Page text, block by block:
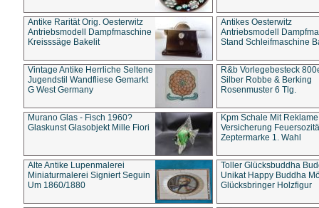
Antike Rarität Orig. Oesterwitz
Antriebsmodell Dampfmaschine
Kreisssäge Bakelit
Antikes Oesterwitz
Antriebsmodell
Stand Schleifmaschine
Vintage Antike Herrliche Seltene
Jugendstil Wandfliese Gemarkt
G West Germany
R&b Vorlegebesteck
Silber Robbe & Berking
Rosenmuster 6 Tlg.
Murano Glas - Fisch 1960?
Glaskunst Glasobjekt Mille Fiori
Kpm Schale Mit Reklame
Versicherung
Zeptermarke 1. Wahl
Alte Antike Lupenmalerei
Miniaturmalerei Signiert Seguin
Um 1860/1880
Toller Glücksbuddha
Unikat Happy Buddha
Glücksbringer Holzfigur